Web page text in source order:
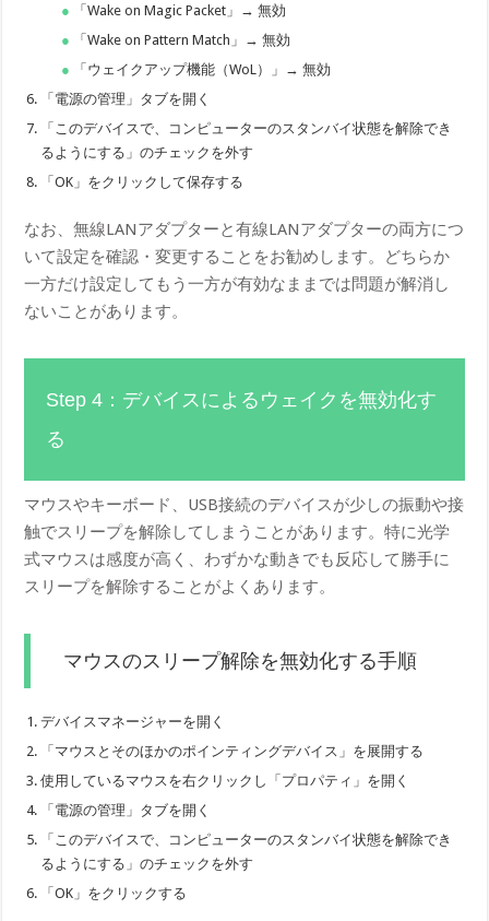
「Wake on Magic Packet」→ 無効
「Wake on Pattern Match」→ 無効
「ウェイクアップ機能（WoL）」→ 無効
「電源の管理」タブを開く
「このデバイスで、コンピューターのスタンバイ状態を解除でき
るようにする」のチェックを外す
「OK」をクリックして保存する
なお、無線LANアダプターと有線LANアダプターの両方につ
いて設定を確認・変更することをお勧めします。どちらか
一方だけ設定してもう一方が有効なままでは問題が解消し
ないことがあります。
Step 4：デバイスによるウェイクを無効化す
る
マウスやキーボード、USB接続のデバイスが少しの振動や接
触でスリープを解除してしまうことがあります。特に光学
式マウスは感度が高く、わずかな動きでも反応して勝手に
スリープを解除することがよくあります。
マウスのスリープ解除を無効化する手順
デバイスマネージャーを開く
「マウスとそのほかのポインティングデバイス」を展開する
使用しているマウスを右クリックし「プロパティ」を開く
「電源の管理」タブを開く
「このデバイスで、コンピューターのスタンバイ状態を解除でき
るようにする」のチェックを外す
「OK」をクリックする